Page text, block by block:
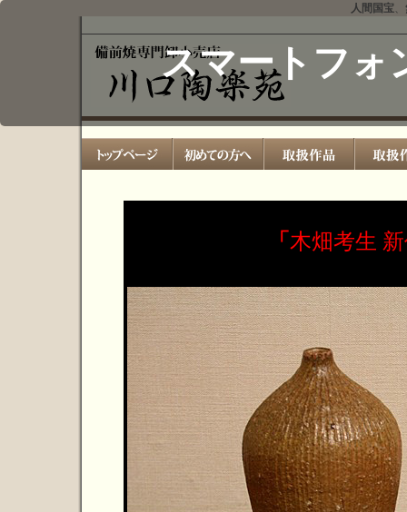
人間国宝、
スマートフォ
「 木畑考生